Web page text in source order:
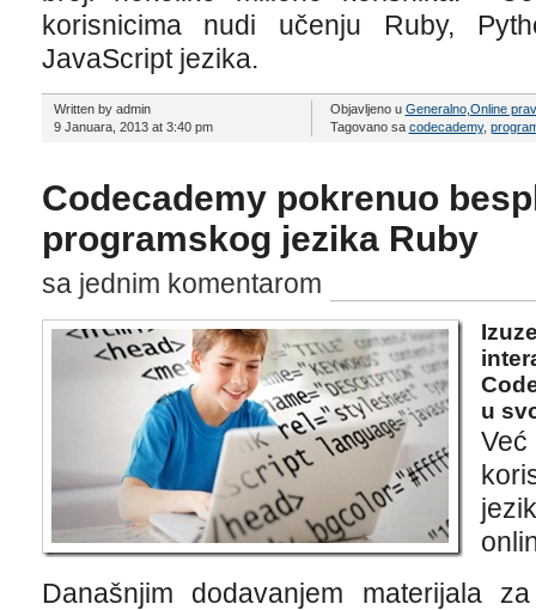
korisnicima nudi učenju Ruby,
JavaScript jezika.
Written by admin
9 Januara, 2013 at 3:40 pm
Objavljeno u Generalno, Online
Tagovano sa codecademy,
Codecademy pokrenuo
programskog jezika Ruby
sa jednim komentarom
u
Današnjim dodavanjem materijala